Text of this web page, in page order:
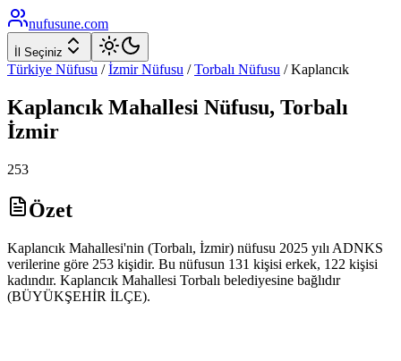
nufusune.com
İl Seçiniz
Türkiye Nüfusu / İzmirNüfusu / Torbalı Nüfusu /Kaplancık
Kaplancık Mahallesi Nüfusu, Torbalı
İzmir
253
Özet
Kaplancık Mahallesi'nin (Torbalı, İzmir) nüfusu 2025 yılı ADNKS
verilerine göre 253 kişidir. Bu nüfusun 131 kişisi erkek, 122 kişisi
kadındır. Kaplancık Mahallesi Torbalı belediyesine bağlıdır
(BÜYÜKŞEHİR İLÇE).